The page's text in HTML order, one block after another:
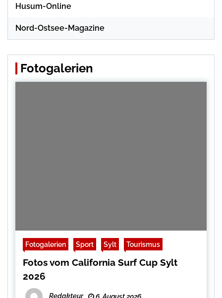
Husum-Online
Nord-Ostsee-Magazine
Fotogalerien
Fotogalerien Sport Sylt Tourismus
Fotos vom California Surf Cup Sylt
2026
Redakteur